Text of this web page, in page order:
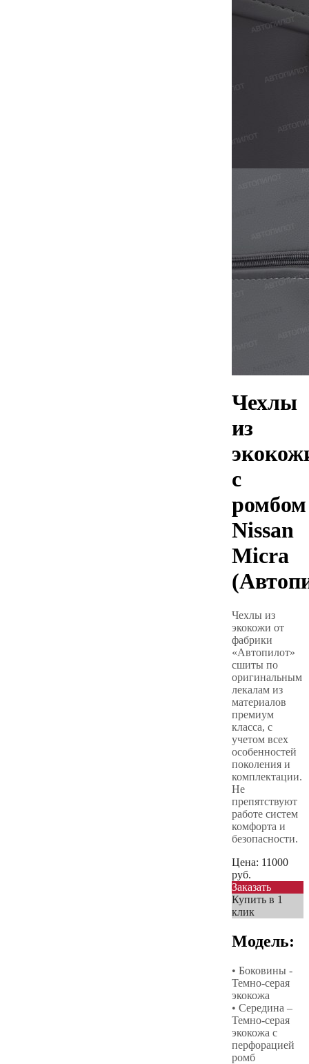
Чехлы
из
с
ромбом
Nissan
Micra
Чехлы из
экокожи от
фабрики
«Автопилот»
сшиты по
оригинальным
лекалам из
материалов
премиум
класса, с
учетом всех
особенностей
поколения и
комплектации.
Не
препятствуют
работе систем
комфорта и
безопасности.
Цена: 11000
руб.
Заказать
Купить в 1
клик
Модель:
• Боковины -
Темно-серая
экокожа
• Середина –
Темно-серая
экокожа с
перфорацией
ромб